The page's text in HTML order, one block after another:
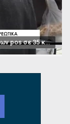
Ξεκίνησε η εφαρμογή της χρήσης μηχανημάτων pos σε 35 κατηγορίες επαγγελμάτων